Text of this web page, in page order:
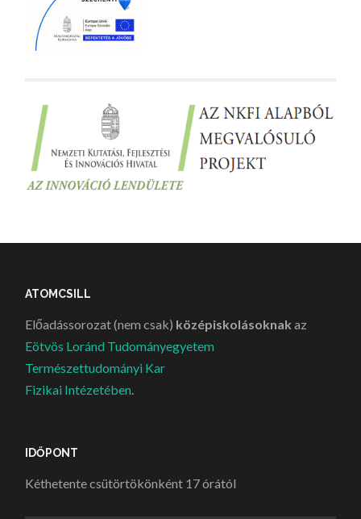
ATOMCSILL
Előadássorozat (nem csak) középiskolásoknak az
Eötvös Loránd Tudományegyetem
Természettudományi Kar
Fizikai Intézetében.
IDŐPONT
Kéthetente csütörtökönként 17 órától